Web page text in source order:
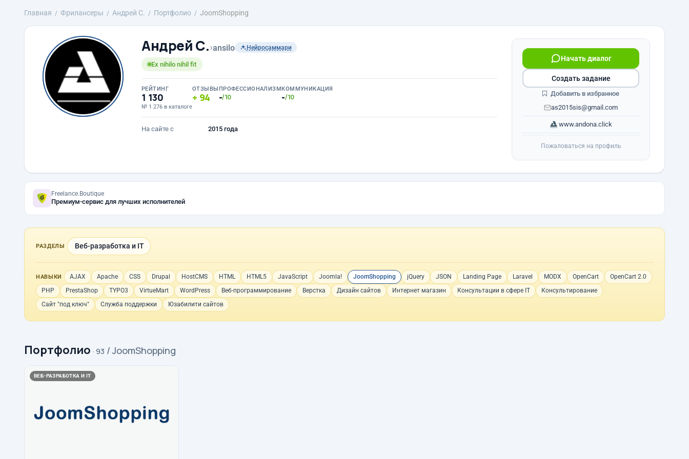
Главная Фрилансеры Андрей С. Портфолио JoomShopping
Андрей С.›ansilo Нейросаммари
Ex nihilo nihil fit
РЕЙТИНГ
1 130
№ 1 276 в каталоге
ОТЗЫВЫ
94
ПРОФЕССИОНАЛИЗМ
-/10
КОММУНИКАЦИЯ
-/10
На сайте с 2015 года
Начать диалог
as2015sis@gmail.com
www.andona.click
Создать задание
Добавить в избранное
Пожаловаться на профиль
Freelance.Boutique
Премиум-сервис для лучших исполнителей
РАЗДЕЛЫ Веб-разработка и IT
НАВЫКИ AJAX Apache CSS Drupal HostCMS HTML HTML5 JavaScript Joomla! JoomShopping jQuery JSON Landing Page Laravel MODX OpenCart
OpenCart 2.0
PHP
PrestaShop TYPO3 VirtueMart WordPress Веб-программирование Верстка Дизайн сайтов Интернет магазин Консультации в сфере IT
Консультирование
Сайт "под ключ"
Служба поддержки Юзабилити сайтов
Портфолио · 93 / JoomShopping
ВЕБ-РАЗРАБОТКА И IT